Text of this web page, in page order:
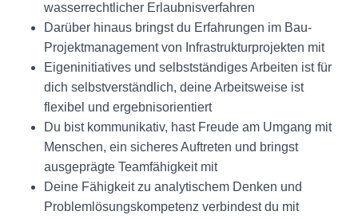
wasserrechtlicher Erlaubnisverfahren
Darüber hinaus bringst du Erfahrungen im Bau-
Projektmanagement von Infrastrukturprojekten mit
Eigeninitiatives und selbstständiges Arbeiten ist für
dich selbstverständlich, deine Arbeitsweise ist
flexibel und ergebnisorientiert
Du bist kommunikativ, hast Freude am Umgang mit
Menschen, ein sicheres Auftreten und bringst
ausgeprägte Teamfähigkeit mit
Deine Fähigkeit zu analytischem Denken und
Problemlösungskompetenz verbindest du mit